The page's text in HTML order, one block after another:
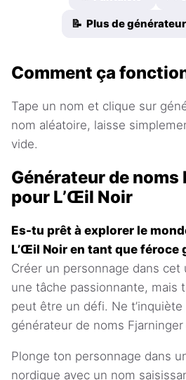
📝 Plus de
Comment ça
Tape un nom et clique sur
nom aléatoire, laisse
vide.
Générateur de noms
pour L’Œil Noir
Es-tu prêt à explorer le
L’Œil Noir en tant que féroce
Créer un personnage dans
une tâche passionnante, mais
peut être un défi. Ne
générateur de noms Fjarninger
Plonge ton personnage dans
nordique avec un nom